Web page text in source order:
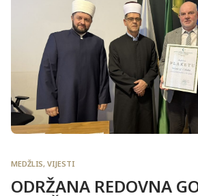
MEDŽLIS, VIJESTI
ODRŽANA REDOVNA